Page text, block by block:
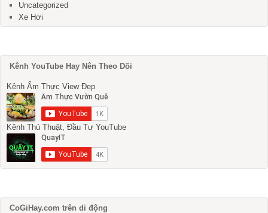
Uncategorized
Xe Hơi
Kênh YouTube Hay Nên Theo Dõi
Kênh Ẩm Thực View Đẹp
Kênh Thủ Thuật, Đầu Tư YouTube
CoGiHay.com trên di động